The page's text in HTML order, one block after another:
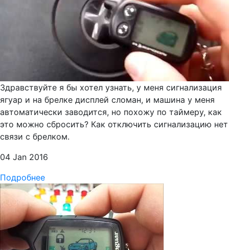
Здравствуйте я бы хотел узнать, у меня сигнализация
ягуар и на брелке дисплей сломан, и машина у меня
автоматически заводится, но похожу по таймеру, как
это можно сбросить? Как отключить сигнализацию нет
связи с брелком.
04 Jan 2016
Подробнее